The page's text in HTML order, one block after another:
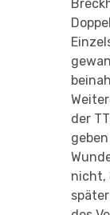
der
nicht,